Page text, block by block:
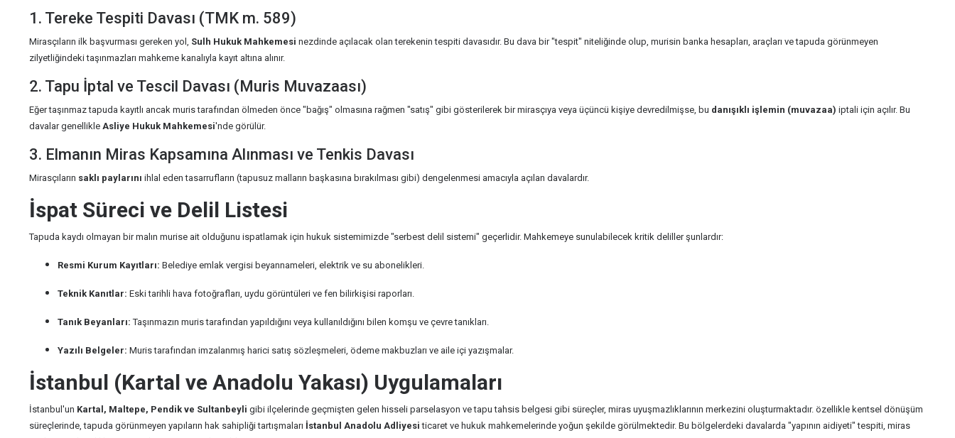
1. Tereke Tespiti Davası (TMK m. 589)
Mirasçıların ilk başvurması gereken yol, Sulh Hukuk Mahkemesi nezdinde açılacak olan terekenin tespiti davasıdır. Bu dava bir "tespit" niteliğinde olup, murisin banka hesapları, araçları ve tapuda görünmeyen
zilyetliğindeki taşınmazları mahkeme kanalıyla kayıt altına alınır.
2. Tapu İptal ve Tescil Davası (Muris Muvazaası)
Eğer taşınmaz tapuda kayıtlı ancak muris tarafından ölmeden önce "bağış" olmasına rağmen "satış" gibi gösterilerek bir mirasçıya veya üçüncü kişiye devredilmişse, bu danışıklı işlemin (muvazaa) iptali için açılır. Bu
davalar genellikle Asliye Hukuk Mahkemesi'nde görülür.
3. Elmanın Miras Kapsamına Alınması ve Tenkis Davası
Mirasçıların saklı paylarını ihlal eden tasarrufların (tapusuz malların başkasına bırakılması gibi) dengelenmesi amacıyla açılan davalardır.
İspat Süreci ve Delil Listesi
Tapuda kaydı olmayan bir malın murise ait olduğunu ispatlamak için hukuk sistemimizde "serbest delil sistemi" geçerlidir. Mahkemeye sunulabilecek kritik deliller şunlardır:
Resmi Kurum Kayıtları: Belediye emlak vergisi beyannameleri, elektrik ve su abonelikleri.
Teknik Kanıtlar: Eski tarihli hava fotoğrafları, uydu görüntüleri ve fen bilirkişisi raporları.
Tanık Beyanları: Taşınmazın muris tarafından yapıldığını veya kullanıldığını bilen komşu ve çevre tanıkları.
Yazılı Belgeler: Muris tarafından imzalanmış harici satış sözleşmeleri, ödeme makbuzları ve aile içi yazışmalar.
İstanbul (Kartal ve Anadolu Yakası) Uygulamaları
İstanbul'un Kartal, Maltepe, Pendik ve Sultanbeyli gibi ilçelerinde geçmişten gelen hisseli parselasyon ve tapu tahsis belgesi gibi süreçler, miras uyuşmazlıklarının merkezini oluşturmaktadır. özellikle kentsel dönüşüm
süreçlerinde, tapuda görünmeyen yapıların hak sahipliği tartışmaları İstanbul Anadolu Adliyesi ticaret ve hukuk mahkemelerinde yoğun şekilde görülmektedir. Bu bölgelerdeki davalarda "yapının aidiyeti" tespiti, miras